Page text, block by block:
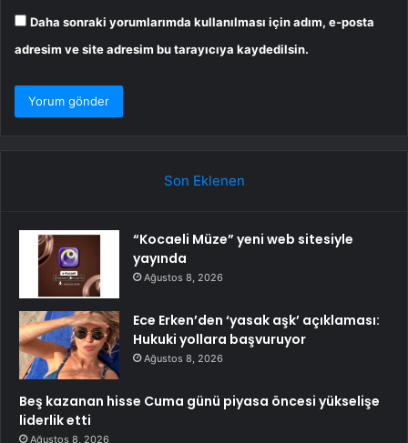
Daha sonraki yorumlarımda kullanılması için adım, e-posta
adresim ve site adresim bu tarayıcıya kaydedilsin.
Son Eklenen
“Kocaeli Müze” yeni web sitesiyle
yayında
Ağustos 8, 2026
Ece Erken’den ‘yasak aşk’ açıklaması:
Hukuki yollara başvuruyor
Ağustos 8, 2026
Beş kazanan hisse Cuma günü piyasa öncesi yükselişe
liderlik etti
Ağustos 8, 2026